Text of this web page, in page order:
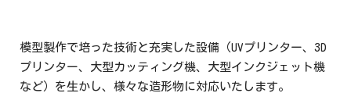
模型製作で培った技術と充実した設備（UVプリンター、3D
プリンター、大型カッティング機、大型インクジェット機
など）を生かし、様々な造形物に対応いたします。